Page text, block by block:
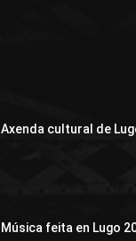
Axenda cultural de
Música feita en Lugo